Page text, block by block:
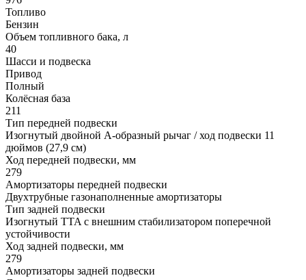
Топливо
Бензин
Объем топливного бака, л
40
Шасси и подвеска
Привод
Полный
Колёсная база
211
Тип передней подвески
Изогнутый двойной А-образный рычаг / ход подвески 11
дюймов (27,9 см)
Ход передней подвески, мм
279
Амортизаторы передней подвески
Двухтрубные газонаполненные амортизаторы
Тип задней подвески
Изогнутый TTA с внешним стабилизатором поперечной
устойчивости
Ход задней подвески, мм
279
Амортизаторы задней подвески